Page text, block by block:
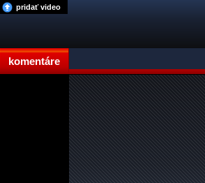
komentáre
pridať video